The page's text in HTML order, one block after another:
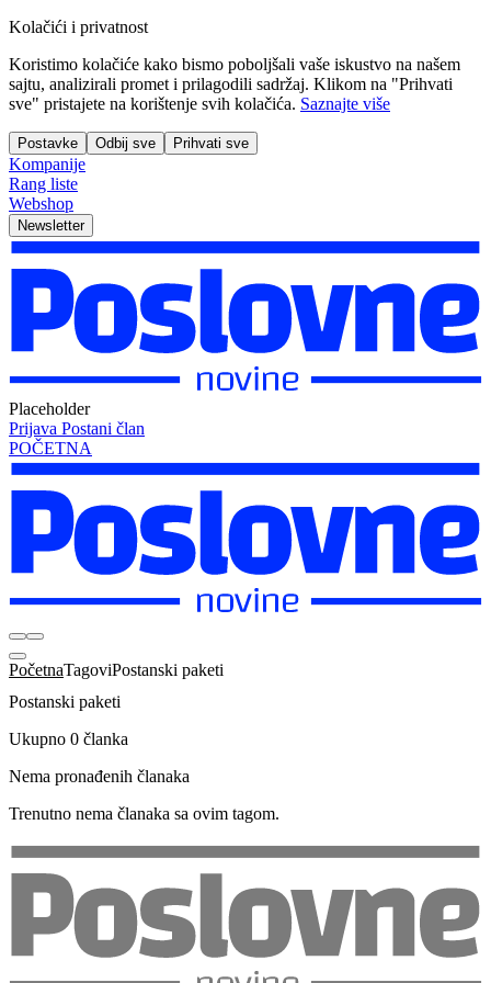
Kolačići i privatnost
Koristimo kolačiće kako bismo poboljšali vaše iskustvo na našem
sajtu, analizirali promet i prilagodili sadržaj. Klikom na "Prihvati
sve" pristajete na korištenje svih kolačića. Saznajte više
Postavke Odbij sve Prihvati sve
Kompanije
Rang liste
Webshop
Newsletter
Placeholder
Prijava Postani član
POČETNA
PočetnaTagoviPostanski paketi
Postanski paketi
Ukupno 0 članka
Nema pronađenih članaka
Trenutno nema članaka sa ovim tagom.